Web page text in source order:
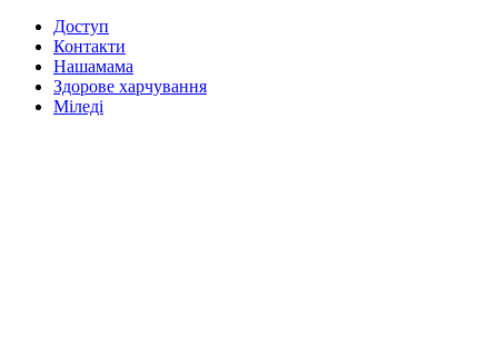
Доступ
Контакти
Нашамама
Здорове харчування
Міледі